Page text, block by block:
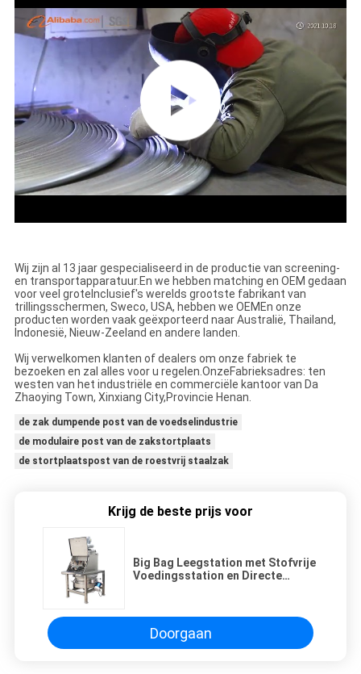
Wij zijn al 13 jaar gespecialiseerd in de productie van screening-
en transportapparatuur.En we hebben matching en OEM gedaan
voor veel grote Inclusief's werelds grootste fabrikant van
trillingsschermen, Sweco, USA, hebben we OEM En onze
producten worden vaak geëxporteerd naar Australië, Thailand,
Indonesië, Nieuw-Zeeland en andere landen.
Wij verwelkomen klanten of dealers om onze fabriek te
bezoeken en zal alles voor u regelen.OnzeFabrieksadres: ten
westen van het industriële en commerciële kantoor van Da
Zhaoying Town, Xinxiang City,Provincie Henan.
de zak dumpende post van de voedselindustrie
de modulaire post van de zakstortplaats
de stortplaatspost van de roestvrij staalzak
Krijg de beste prijs voor
Big Bag Leegstation met Stofvrije
Voedingsstation en Directe
Doorgaan